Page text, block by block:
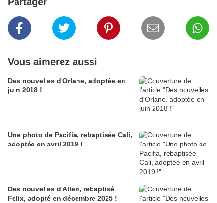
Vous aimerez aussi
Des nouvelles d'Orlane, adoptée en
juin 2018 !
Une photo de Pacifia, rebaptisée Cali,
adoptée en avril 2019 !
Des nouvelles d'Allen, rebaptisé
Felix, adopté en décembre 2025 !